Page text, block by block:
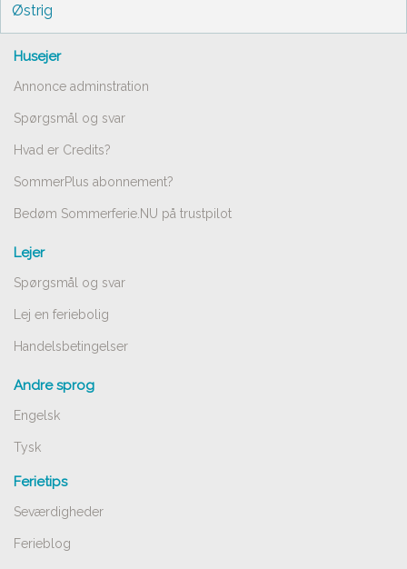
Østrig
Husejer
Annonce adminstration
Spørgsmål og svar
Hvad er Credits?
SommerPlus abonnement?
Bedøm Sommerferie.NU på trustpilot
Lejer
Spørgsmål og svar
Lej en feriebolig
Handelsbetingelser
Andre sprog
Engelsk
Tysk
Ferietips
Seværdigheder
Ferieblog